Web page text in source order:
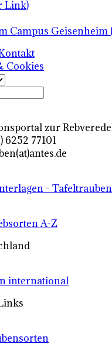
Link)
Campus
Cookies
zur
6252 77101
- Tafeltrauben
A-Z
international